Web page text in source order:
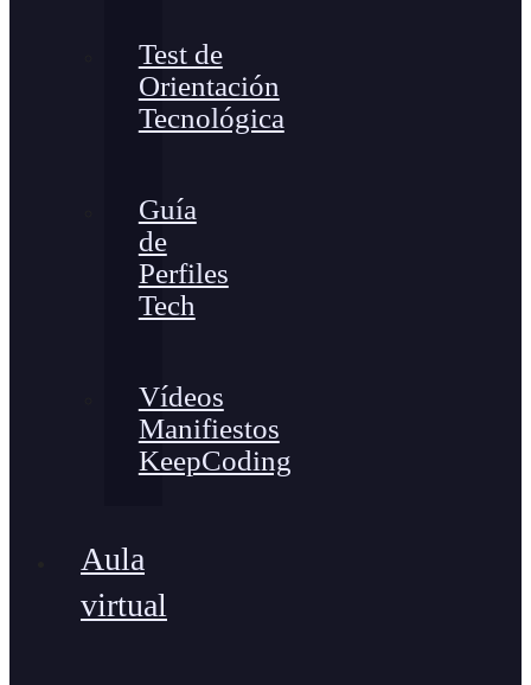
Test de
Orientación
Tecnológica
Guía
de
Perfiles
Tech
Vídeos
Manifiestos
KeepCoding
Aula
virtual